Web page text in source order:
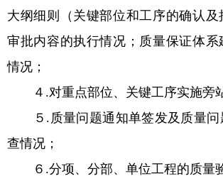
大纲细则（关键部位和工序的确认及
审批内容的执行情况；质量保证体系
情况；
４.对重点部位、关键工序实施旁站
５.质量问题通知单签发及质量问
查情况；
６.分项、分部、单位工程的质量验